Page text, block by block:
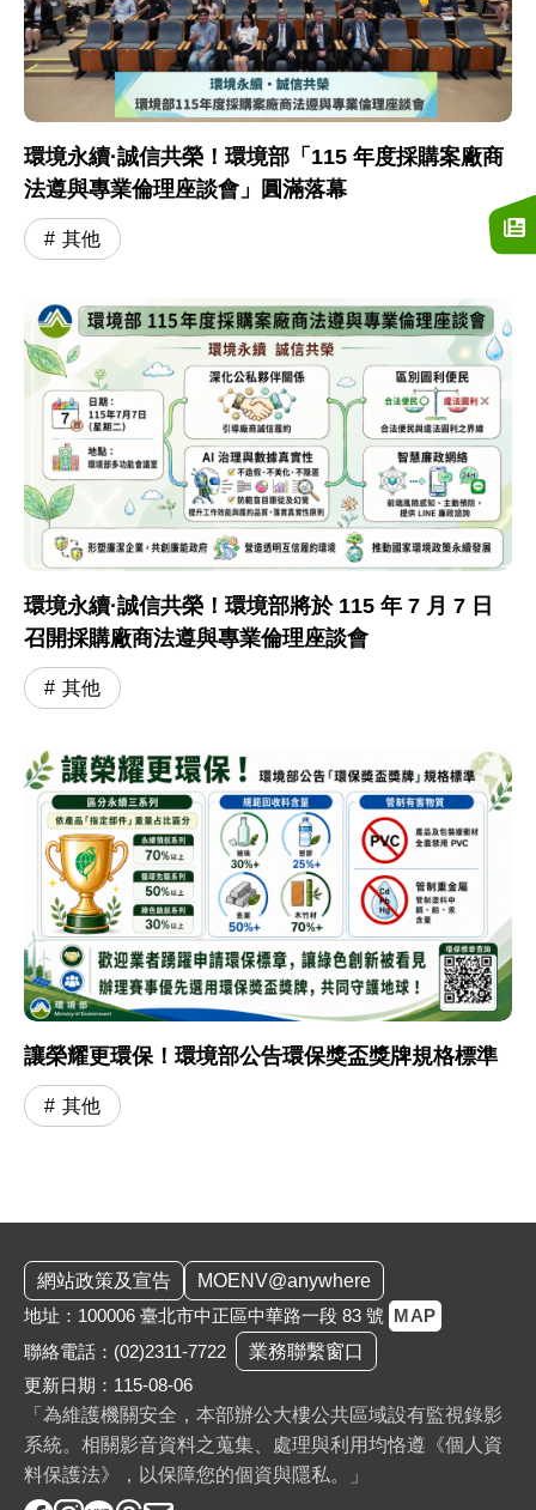
環境永續·誠信共榮！環境部「115 年度採購案廠商
法遵與專業倫理座談會」圓滿落幕
其他
環境永續·誠信共榮！環境部將於 115 年 7 月 7 日
召開採購廠商法遵與專業倫理座談會
其他
讓榮耀更環保！環境部公告環保獎盃獎牌規格標準
其他
網站政策及宣告
MOENV@anywhere
地址：100006 臺北市中正區中華路一段 83 號 MAP
聯絡電話： (02)2311-7722
業務聯繫窗口
更新日期：115-08-06
「為維護機關安全，本部辦公大樓公共區域設有監視錄影
系統。相關影音資料之蒐集、處理與利用均恪遵《個人資
料保護法》，以保障您的個資與隱私。」